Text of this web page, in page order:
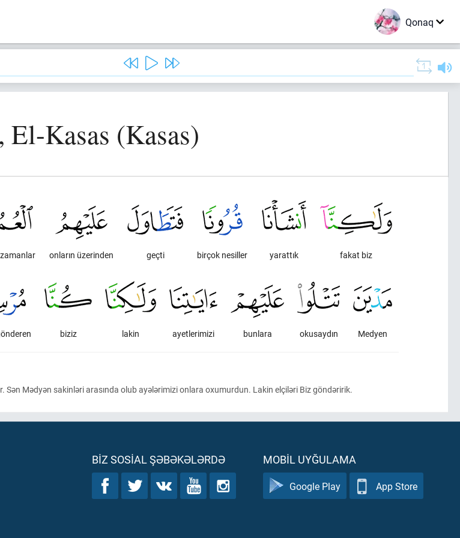
Qonaq
El-Kasas (Kasas)
fakat biz
yarattık
birçok nesiller
geçti
onların üzerinden
Medyen
okusaydın
bunlara
ayetlerimizi
lakin
biziz
Sən Mədyən sakinləri arasında olub ayələrimizi onlara oxumurdun. Lakin elçiləri Biz göndəririk.
BIZ SOSIAL ŞƏBƏKƏLƏRDƏ MOBIL UYĞULAMA
Google Play App Store